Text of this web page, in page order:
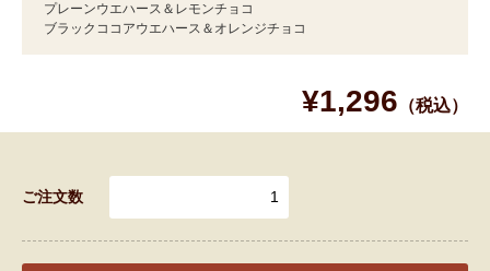
プレーンウエハース＆レモンチョコ
ブラックココアウエハース＆オレンジチョコ
¥1,296 （税込）
ご注文数